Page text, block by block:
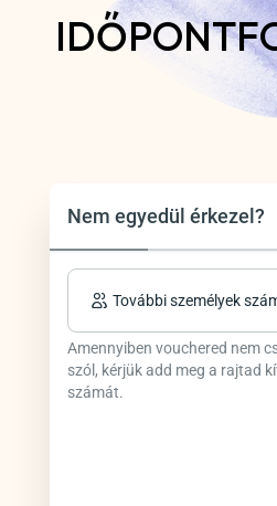
Nem egyedül érkezel?
További személyek
Amennyiben vouchered nem
szól, kérjük add meg a rajtad
számát.